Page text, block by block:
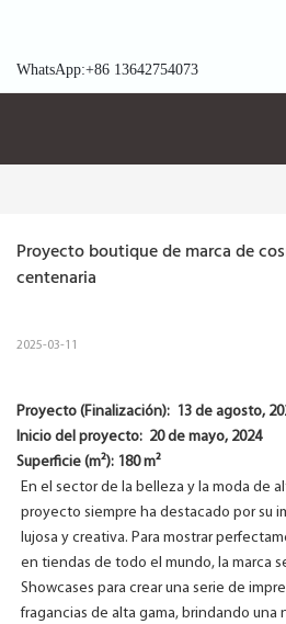
WhatsApp:+86 13642754073
Proyecto boutique de marca de
centenaria
2025-03-11
Proyecto (Finalización): 13 de agosto,
Inicio del proyecto: 20 de mayo, 2024
Superficie (m²): 180 m²
En el sector de la belleza y la moda de
proyecto siempre ha destacado por su
lujosa y creativa. Para mostrar
en tiendas de todo el mundo, la marca
Showcases para crear una serie de
fragancias de alta gama, brindando una